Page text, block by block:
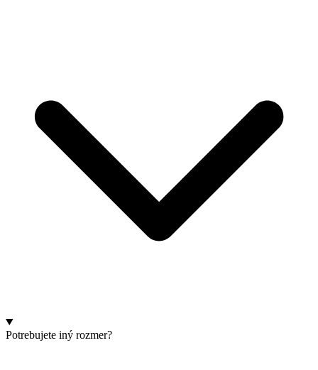
Potrebujete iný rozmer?